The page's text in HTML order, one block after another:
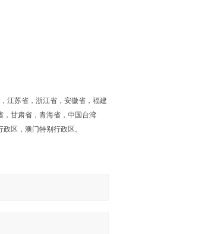
江苏省，浙江省，安徽省，福建
，甘肃省，青海省，中国台湾
区，澳门特别行政区。